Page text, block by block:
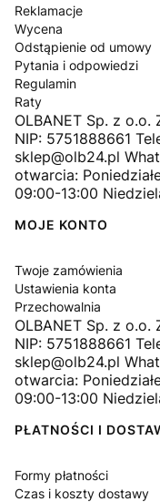
Reklamacje
Wycena
Odstąpienie od umowy
Pytania i odpowiedzi
Regulamin
Raty
OLBANET Sp. z
NIP: 5751888661
sklep@olb24.pl
otwarcia:
09:00-13:00
MOJE KONTO
Twoje zamówienia
Ustawienia konta
Przechowalnia
OLBANET Sp. z
NIP: 5751888661
sklep@olb24.pl
otwarcia:
09:00-13:00
PŁATNOŚCI I
Formy płatności
Czas i koszty dostawy